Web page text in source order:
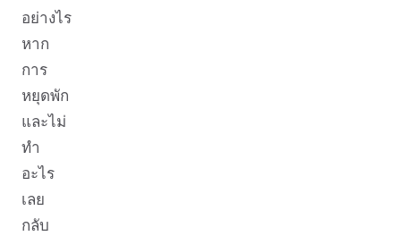
อย่างไร
หาก
การ
หยุดพัก
และไม่
ทำ
อะไร
เลย
กลับ